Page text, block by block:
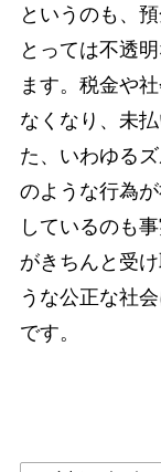
というのも、
とっては不透
ます。税金や
なくなり、未
た、いわゆる
のような行為
しているのも
がきちんと受
うな公正な社
です。